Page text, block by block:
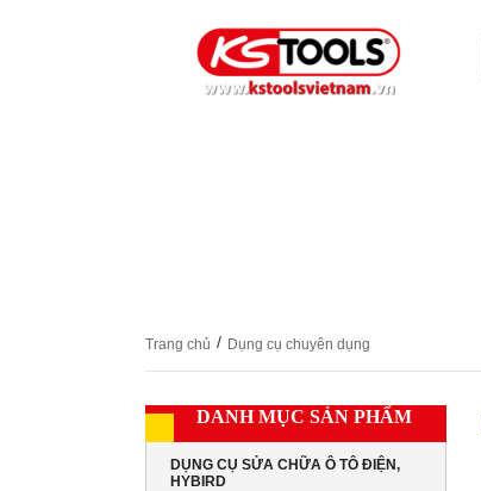
Trang chủ / Dụng cụ chuyên dụng
DANH MỤC SẢN PHẨM
DỤNG CỤ SỬA CHỮA Ô TÔ ĐIỆN,
HYBIRD